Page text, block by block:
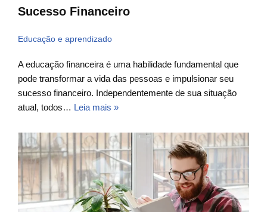
Sucesso Financeiro
Educação e aprendizado
A educação financeira é uma habilidade fundamental que
pode transformar a vida das pessoas e impulsionar seu
sucesso financeiro. Independentemente de sua situação
atual, todos… Leia mais »